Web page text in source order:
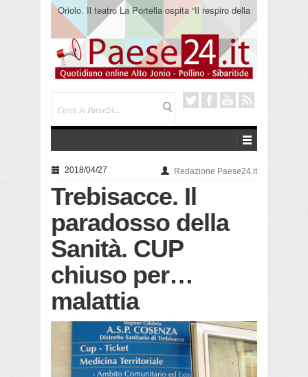
Oriolo. Il teatro La Portella ospita “Il respiro della
terra” del collettivo 365
2018/04/27 Redazione Paese24.it
Trebisacce. Il
paradosso della
Sanità. CUP
chiuso per…
malattia